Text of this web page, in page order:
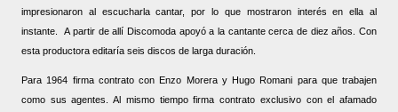
impresionaron al escucharla cantar, por lo que mostraron interés en ella al
instante.
A partir de allí Discomoda apoyó a la cantante cerca de diez años. Con
esta productora editaría seis discos de larga duración.
Para 1964 firma contrato con Enzo Morera y Hugo Romani para que trabajen
como sus agentes. Al mismo tiempo firma contrato exclusivo con el afamado